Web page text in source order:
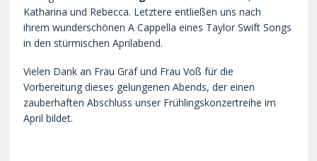
Katharina und Rebecca. Letztere entließen uns nach
ihrem wunderschönen A Cappella eines Taylor Swift Songs
in den stürmischen Aprilabend.
Vielen Dank an Frau Graf und Frau Voß für die
Vorbereitung dieses gelungenen Abends, der einen
zauberhaften Abschluss unser Frühlingskonzertreihe im
April bildet.